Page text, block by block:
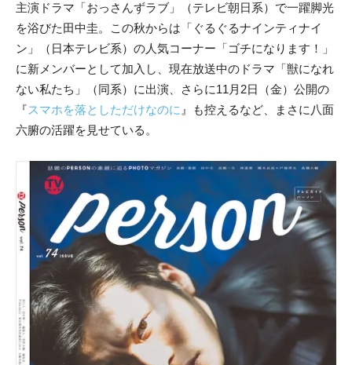
主演ドラマ「おっさんずラブ」（テレビ朝日系）で一躍脚光
を浴びた田中圭。この秋からは「ぐるぐるナインティナイ
ン」（日本テレビ系）の人気コーナー「ゴチになります！」
に新メンバーとして加入し、現在放送中のドラマ「獣になれ
ない私たち」（同系）に出演、さらに11月2日（金）公開の
『スマホを落としただけなのに 』も控えるなど、まさに八面
六腑の活躍を見せている。